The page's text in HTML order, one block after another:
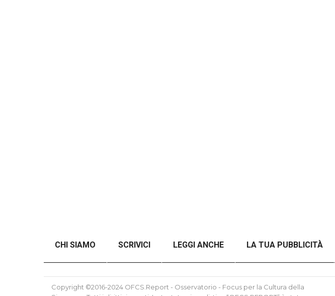
CHI SIAMO SCRIVICI LEGGI ANCHE LA TUA PUBBLICITÀ
ANALISI DEL CONFLITTO RUSSO-UCRAINO SENZA FILTRI CHECKOUT
Copyright ©2016-2024 OFCS.Report - Osservatorio - Focus per la Cultura della